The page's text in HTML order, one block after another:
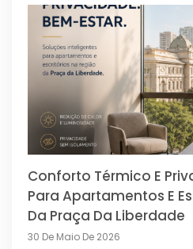
Conforto Térmico E
Para Apartamentos E
Da Praça Da Liberdade
30 De Maio De 2026